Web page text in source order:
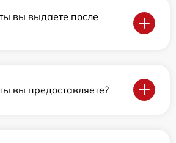
вы выдаете после
вы предоставляете?